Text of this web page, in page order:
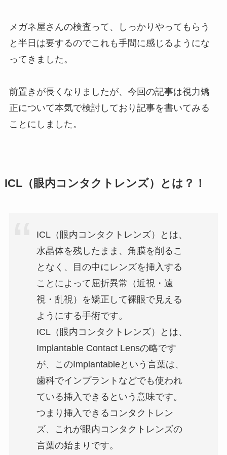
メガネ屋さんの検査って、しっかりやってもらう
と半日は要するのでこれも手間に感じるようにな
ってきました。
前置きが長くなりましたが、今回の記事は視力矯
正について本気で検討しており記事を書いてみる
ことにしました。
ICL（眼内コンタクトレンズ）とは？！
ICL（眼内コンタクトレンズ）とは、
水晶体を残したまま、角膜を削るこ
となく、目の中にレンズを挿入する
ことによって屈折異常（近視・遠
視・乱視）を矯正して裸眼で見える
ようにする手術です。
ICL（眼内コンタクトレンズ）とは、
Implantable Contact Lensの略です
が、このImplantableという言葉は、
歯科でインプラントなどでも使われ
ている挿入できるという意味です。
つまり挿入できるコンタクトレン
ズ、これが眼内コンタクトレンズの
言葉の始まりです。